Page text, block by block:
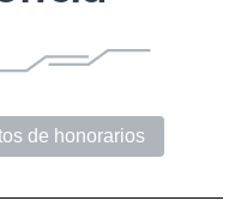
Contratos de honorarios